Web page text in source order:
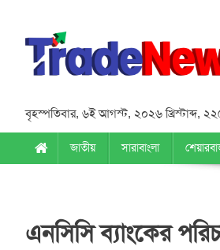
বৃহস্পতিবার, ৬ই আগস্ট, ২০২৬ খ্রিস্টাব্দ,
জাতীয় সারাবাংলা
এনসিসি ব্যাংকের